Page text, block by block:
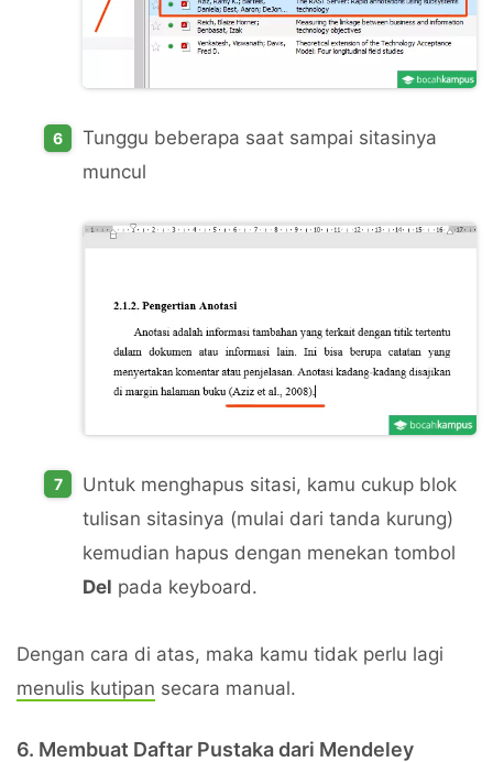
Tunggu beberapa saat sampai sitasinya
muncul
Untuk menghapus sitasi, kamu cukup blok
tulisan sitasinya (mulai dari tanda kurung)
kemudian hapus dengan menekan tombol
Del pada keyboard.
Dengan cara di atas, maka kamu tidak perlu lagi
menulis kutipan secara manual.
6. Membuat Daftar Pustaka dari Mendeley